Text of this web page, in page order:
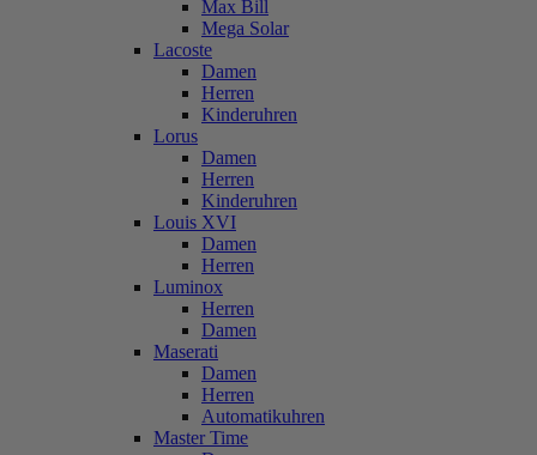
Max Bill
Mega Solar
Lacoste
Damen
Herren
Kinderuhren
Lorus
Damen
Herren
Kinderuhren
Louis XVI
Damen
Herren
Luminox
Herren
Damen
Maserati
Damen
Herren
Automatikuhren
Master Time